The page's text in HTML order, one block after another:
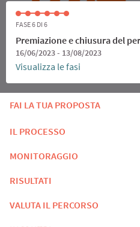
FASE 6 DI 6
Premiazione e chiusura del
16/06/2023 - 13/08/2023
Visualizza le fasi
FAI LA TUA PROPOSTA
IL PROCESSO
MONITORAGGIO
RISULTATI
VALUTA IL PERCORSO